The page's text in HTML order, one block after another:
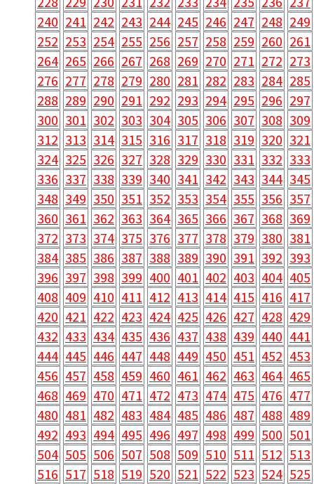
240 241 242 243 244 245 246 247 248 249
252 253 254 255 256 257 258 259 260 261
264 265 266 267 268 269 270 271 272 273
276 277 278 279 280 281 282 283 284 285
288 289 290 291 292 293 294 295 296 297
300 301 302 303 304 305 306 307 308 309
312 313 314 315 316 317 318 319 320 321
324 325 326 327 328 329 330 331 332 333
336 337 338 339 340 341 342 343 344 345
348 349 350 351 352 353 354 355 356 357
360 361 362 363 364 365 366 367 368 369
372 373 374 375 376 377 378 379 380 381
384 385 386 387 388 389 390 391 392 393
396 397 398 399 400 401 402 403 404 405
408 409 410 411 412 413 414 415 416 417
420 421 422 423 424 425 426 427 428 429
432 433 434 435 436 437 438 439 440 441
444 445 446 447 448 449 450 451 452 453
456 457 458 459 460 461 462 463 464 465
468 469 470 471 472 473 474 475 476 477
480 481 482 483 484 485 486 487 488 489
492 493 494 495 496 497 498 499 500 501
504 505 506 507 508 509 510 511 512 513
516 517 518 519 520 521 522 523 524 525